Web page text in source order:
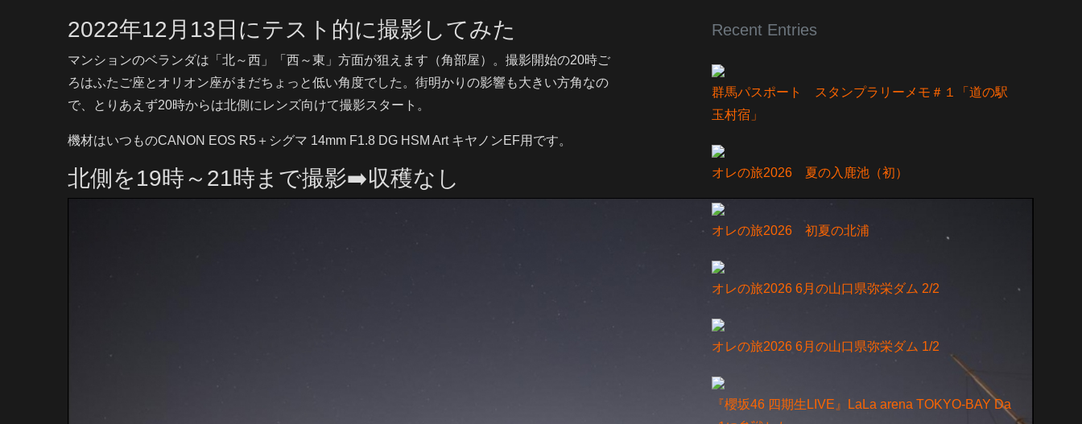
2022年12月13日にテスト的に撮影してみた
マンションのベランダは「北～西」「西～東」方面が狙えます（角部屋）。撮影開始の20時ご
ろはふたご座とオリオン座がまだちょっと低い角度でした。街明かりの影響も大きい方角なの
で、とりあえず20時からは北側にレンズ向けて撮影スタート。
機材はいつものCANON EOS R5＋シグマ 14mm F1.8 DG HSM Art キヤノンEF用です。
北側を19時～21時まで撮影➡️収穫なし
Recent Entries
群馬パスポート スタンプラリーメモ＃１「道の駅
玉村宿」
オレの旅2026 夏の入鹿池（初）
オレの旅2026 初夏の北浦
オレの旅2026 6月の山口県弥栄ダム 2/2
オレの旅2026 6月の山口県弥栄ダム 1/2
『櫻坂46 四期生LIVE』LaLa arena TOKYO-BAY Da